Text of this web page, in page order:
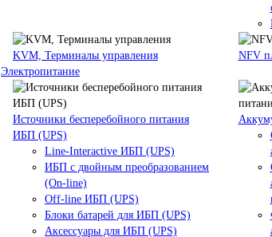
KVM, Терминалы управления
NFV
Электропитание
Источники бесперебойного питания
ИБП (UPS)
Line-Interactive ИБП (UPS)
ИБП с двойным преобразованием
(On-line)
Off-line ИБП (UPS)
Блоки батарей для ИБП (UPS)
Аксессуары для ИБП (UPS)